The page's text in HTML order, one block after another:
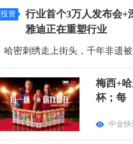
投资
行业首个3万人发布会+
雅迪正在重塑行业
哈密刺绣走上街头，千年非遗
梅西+
杯；每
中金快